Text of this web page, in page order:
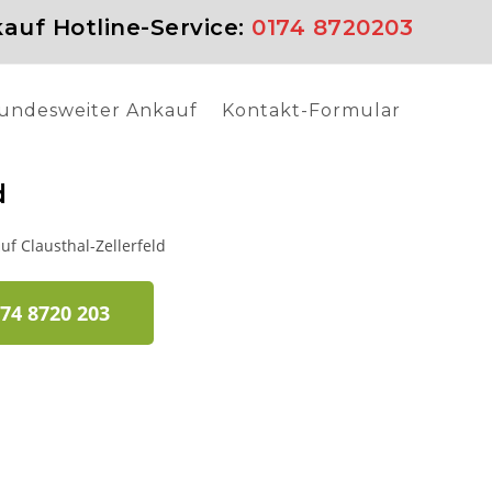
Hotline-Service: 0174 8720203
Ankauf Kontakt-Formular
8720 203